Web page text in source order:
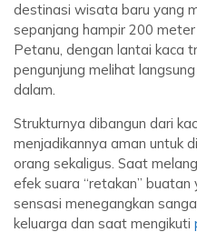
destinasi wisata baru yang
sepanjang hampir 200
Petanu, dengan lantai kaca
pengunjung melihat
dalam.
Strukturnya dibangun dari
menjadikannya aman untuk
orang sekaligus. Saat
efek suara “retakan”
sensasi menegangkan
keluarga dan saat mengikuti